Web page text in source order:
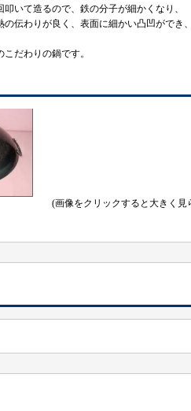
叩いて造るので、鉄の分子が細かくなり、
の伝わりが良く、表面に細かい凸凹ができ
だわりの鍋です。
(画像をクリックすると大きく見